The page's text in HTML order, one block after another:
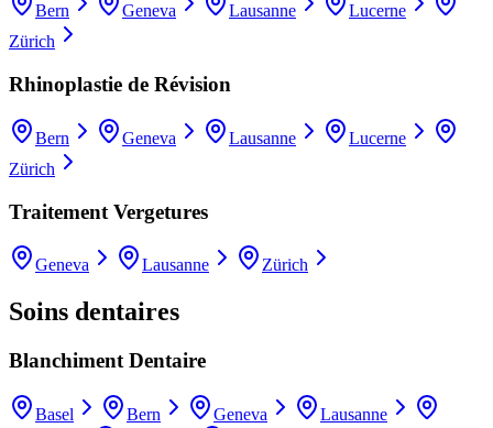
Bern Geneva Lausanne
Lucerne
Zürich
Rhinoplastie de Révision
Bern Geneva Lausanne
Lucerne
Zürich
Traitement Vergetures
Geneva Lausanne Zürich
Soins dentaires
Blanchiment Dentaire
Basel Bern Geneva
Lausanne